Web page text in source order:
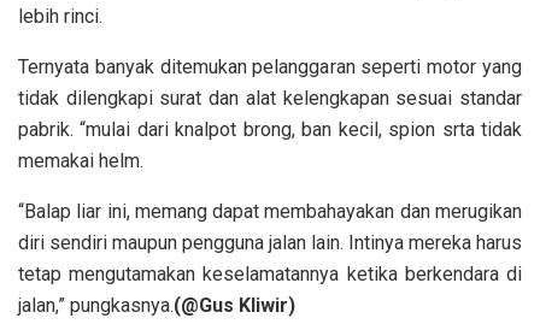
lebih rinci.
Ternyata banyak ditemukan pelanggaran seperti motor yang
tidak dilengkapi surat dan alat kelengkapan sesuai standar
pabrik. “mulai dari knalpot brong, ban kecil, spion srta tidak
memakai helm.
“Balap liar ini, memang dapat membahayakan dan merugikan
diri sendiri maupun pengguna jalan lain. Intinya mereka harus
tetap mengutamakan keselamatannya ketika berkendara di
jalan,” pungkasnya.(@Gus Kliwir)